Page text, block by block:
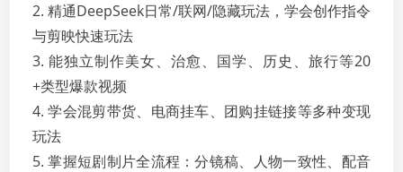
2. 精通DeepSeek日常/联网/隐藏玩法，学会创作指令
与剪映快速玩法
3. 能独立制作美女、治愈、国学、历史、旅行等20
+类型爆款视频
4. 学会混剪带货、电商挂车、团购挂链接等多种变现
玩法
5. 掌握短剧制片全流程：分镜稿、人物一致性、配音